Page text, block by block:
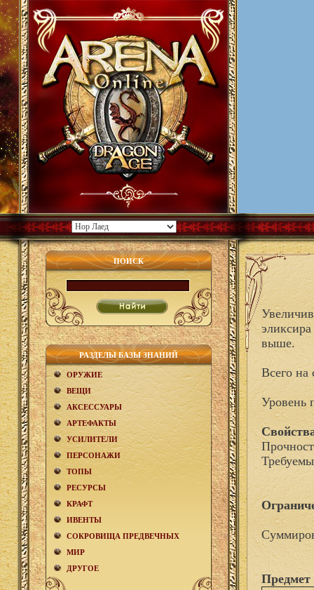
ПОИСК
РАЗДЕЛЫ БАЗЫ ЗНАНИЙ
ОРУЖИЕ
ВЕЩИ
АКCЕСCУАРЫ
АРТЕФАКТЫ
УСИЛИТЕЛИ
ПЕРСОНАЖИ
ТОПЫ
РЕСУРСЫ
КРАФТ
ИВЕНТЫ
СОКРОВИЩА ПРЕДВЕЧНЫХ
МИР
ДРУГОЕ
выше.
Всего на
Уровень
Предмет